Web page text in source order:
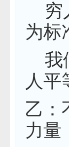
穷
为标
我
人平
乙：
力量